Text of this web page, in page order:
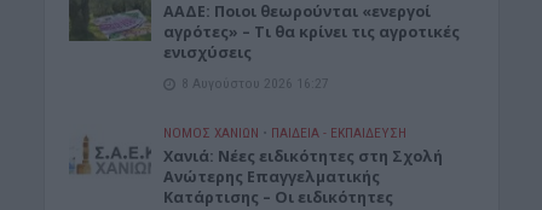
ΑΑΔΕ: Ποιοι θεωρούνται «ενεργοί
αγρότες» – Τι θα κρίνει τις αγροτικές
ενισχύσεις
8 Αυγούστου 2026 16:27
ΝΟΜΌΣ ΧΑΝΊΩΝ • ΠΑΙΔΕΙΑ - ΕΚΠΑΙΔΕΥΣΗ
Χανιά: Νέες ειδικότητες στη Σχολή
Ανώτερης Επαγγελματικής
Κατάρτισης – Οι ειδικότητες